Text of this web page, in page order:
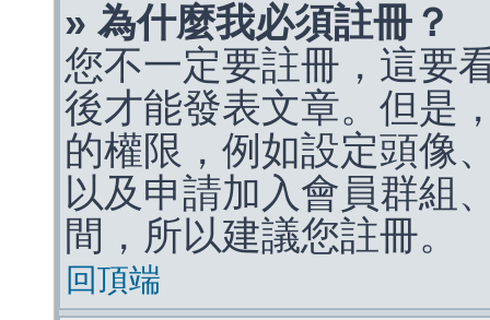
» 為什麼我必須註冊？
您不一定要註冊，這要
後才能發表文章。但是
的權限，例如設定頭像
以及申請加入會員群組
間，所以建議您註冊。
回頂端